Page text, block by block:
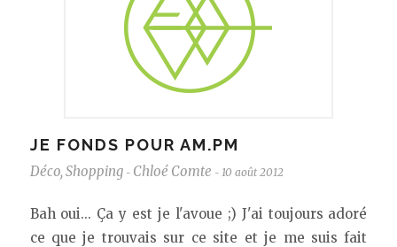
JE FONDS POUR AM.PM
Déco, Shopping - Chloé Comte - 10 août 2012
Bah oui... Ça y est je l'avoue ;) J'ai toujours adoré
ce que je trouvais sur ce site et je me suis fait